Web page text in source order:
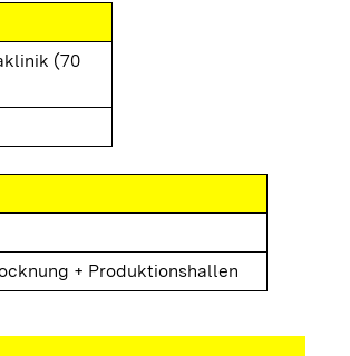
(70
+ Produktionshallen